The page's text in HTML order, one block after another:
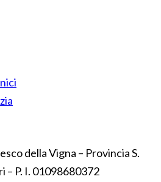
della Vigna – Provincia S.
P. I. 01098680372